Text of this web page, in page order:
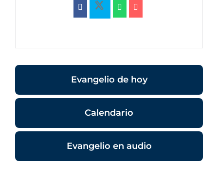
Evangelio de hoy
Calendario
Evangelio en audio